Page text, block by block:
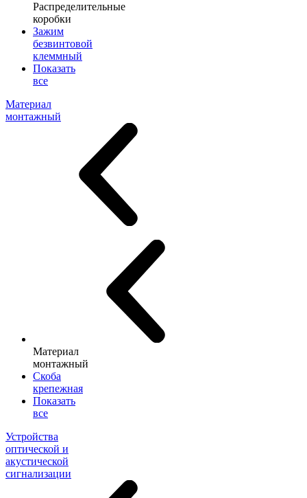
Распределительные
коробки
Зажим
безвинтовой
клеммный
Показать
все
Материал
монтажный
Материал
монтажный
Скоба
крепежная
Показать
все
Устройства
оптической и
акустической
сигнализации